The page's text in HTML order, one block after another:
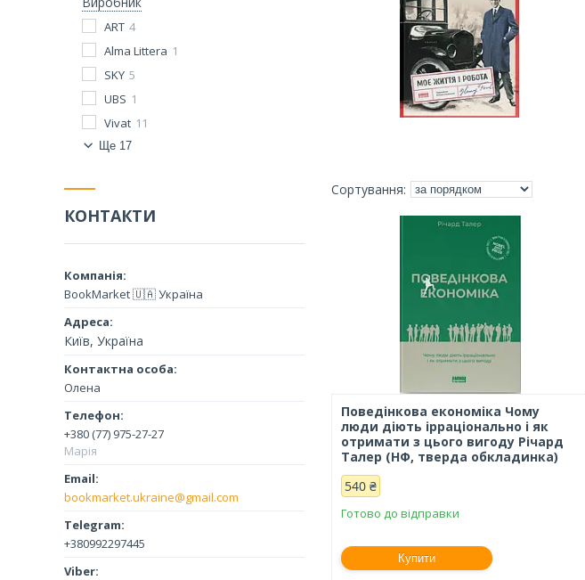
Поведінкова економіка Чому
люди діють ірраціонально і як
отримати з цього вигоду Річард
Талер (НФ, тверда обкладинка)
540 ₴
Готово до відправки
Купити
ART 4
Alma Littera 1
SKY 5
UBS 1
Vivat 11
Ще 17
КОНТАКТИ
BookMarket 🇺🇦 Україна
Київ, Україна
Олена
+380 (77) 975-27-27
Марія
bookmarket.ukraine@gmail.com
+380992297445